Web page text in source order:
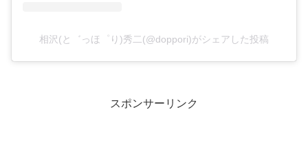
相沢(と゛っほ゜り)秀二(@doppori)がシェアした投稿
スポンサーリンク